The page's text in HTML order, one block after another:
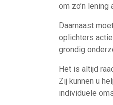
om zo’n lening
Daarnaast
oplichters
grondig
Het is altijd
Zij kunnen u
individuele